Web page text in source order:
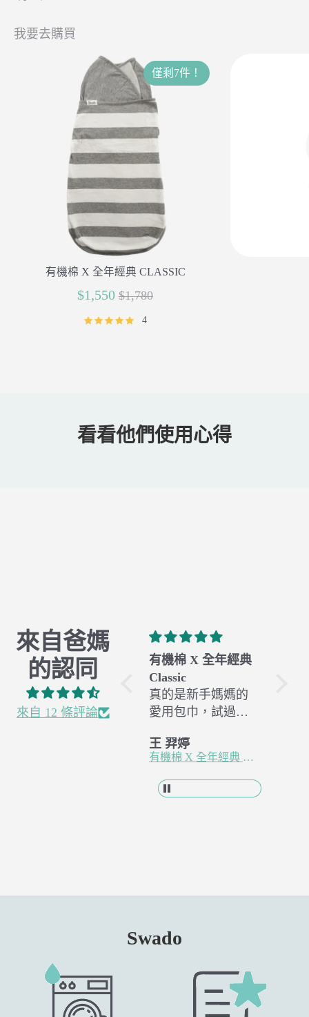
我要去購買
有機棉 X 全年經典 CLASSIC
$1,550 正
常
$1,780
僅剩7件！
4
看看他們使用心得
來自爸媽
的認同
來自 12 條評論
有機棉 X 全年經典
Classic
真的是新手媽媽的
愛用包巾，試過很
杏仁米
材質舒服柔軟
高 鳳美
Swado